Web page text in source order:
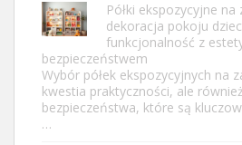
Półki ekspozycyjne
dekoracja pokoju
funkcjonalność z
bezpieczeństwem
Wybór półek ekspozycyjnych na
kwestia praktyczności, ale
bezpieczeństwa, które są
…